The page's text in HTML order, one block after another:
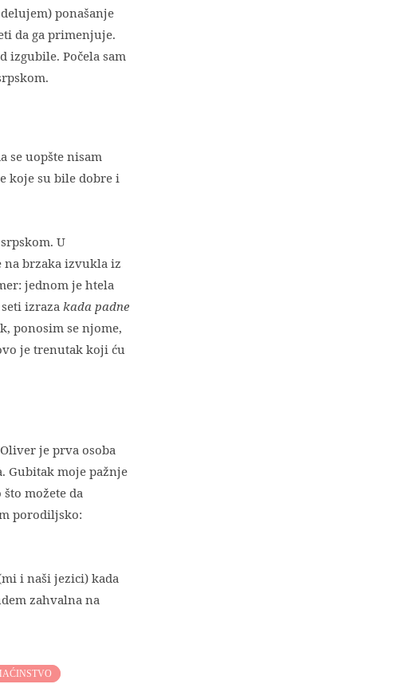
ponašanje
da ga primenjuje.
izgubile. Počela sam
se uopšte nisam
koje su bile dobre i
U
na brzaka izvukla iz
jednom je htela
izraza kada padne
ponosim se njome,
je trenutak koji ću
je prva osoba
Gubitak moje pažnje
možete da
porodiljsko:
i naši jezici) kada
zahvalna na